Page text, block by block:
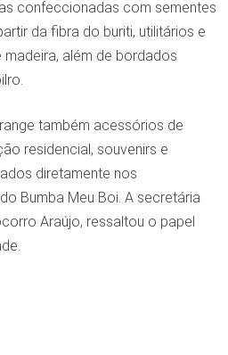
confeccionadas com sementes
da fibra do buriti, utilitários e
além de bordados
também acessórios de
residencial, souvenirs e
diretamente nos
Bumba Meu Boi. A secretária
Araújo, ressaltou o papel